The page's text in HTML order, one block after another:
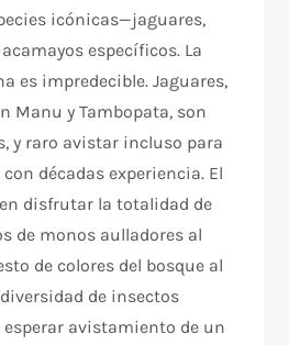
icónicas—jaguares,
específicos. La
es impredecible. Jaguares,
Manu y Tambopata, son
y raro avistar incluso para
décadas experiencia. El
disfrutar la totalidad de
de monos aulladores al
de colores del bosque al
de insectos
avistamiento de un